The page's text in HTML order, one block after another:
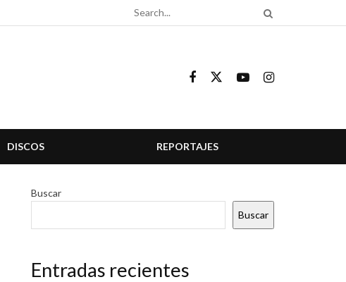
DISCOS REPORTAJES
Buscar
Buscar
Entradas recientes